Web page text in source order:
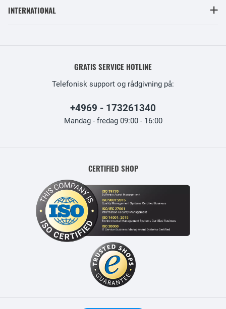
INTERNATIONAL
GRATIS SERVICE HOTLINE
Telefonisk support og rådgivning på:
+4969 - 173261340
Mandag - fredag 09:00 - 16:00
CERTIFIED SHOP